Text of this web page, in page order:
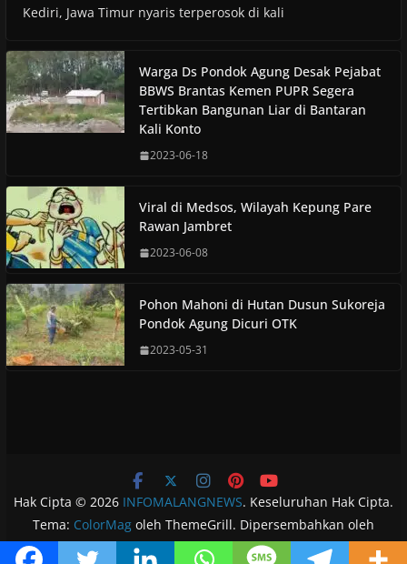
Kediri, Jawa Timur nyaris terperosok di kali
Warga Ds Pondok Agung Desak Pejabat
BBWS Brantas Kemen PUPR Segera
Tertibkan Bangunan Liar di Bantaran
Kali Konto
2023-06-18
Viral di Medsos, Wilayah Kepung Pare
Rawan Jambret
2023-06-08
Pohon Mahoni di Hutan Dusun Sukoreja
Pondok Agung Dicuri OTK
2023-05-31
Hak Cipta © 2026 INFOMALANGNEWS. Keseluruhan Hak Cipta.
Tema: ColorMagoleh ThemeGrill. Dipersembahkan oleh
WordPress.